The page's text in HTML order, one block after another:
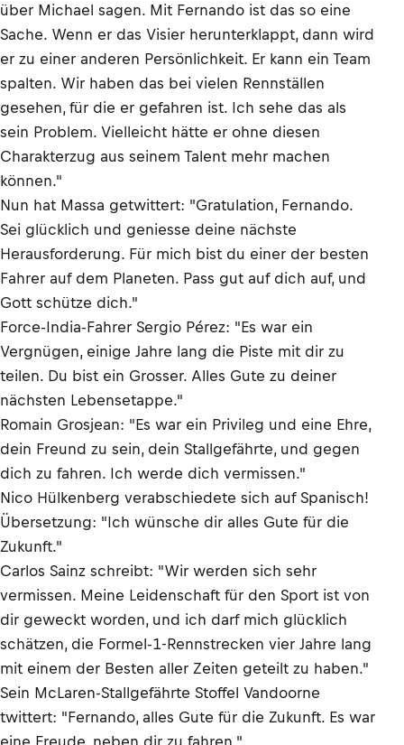
über Michael sagen. Mit Fernando ist das so eine
Sache. Wenn er das Visier herunterklappt, dann wird
er zu einer anderen Persönlichkeit. Er kann ein Team
spalten. Wir haben das bei vielen Rennställen
gesehen, für die er gefahren ist. Ich sehe das als
sein Problem. Vielleicht hätte er ohne diesen
Charakterzug aus seinem Talent mehr machen
können."
Nun hat Massa getwittert: "Gratulation, Fernando.
Sei glücklich und geniesse deine nächste
Herausforderung. Für mich bist du einer der besten
Fahrer auf dem Planeten. Pass gut auf dich auf, und
Gott schütze dich."
Force-India-Fahrer Sergio Pérez: "Es war ein
Vergnügen, einige Jahre lang die Piste mit dir zu
teilen. Du bist ein Grosser. Alles Gute zu deiner
nächsten Lebensetappe."
Romain Grosjean: "Es war ein Privileg und eine Ehre,
dein Freund zu sein, dein Stallgefährte, und gegen
dich zu fahren. Ich werde dich vermissen."
Nico Hülkenberg verabschiedete sich auf Spanisch!
Übersetzung: "Ich wünsche dir alles Gute für die
Zukunft."
Carlos Sainz schreibt: "Wir werden sich sehr
vermissen. Meine Leidenschaft für den Sport ist von
dir geweckt worden, und ich darf mich glücklich
schätzen, die Formel-1-Rennstrecken vier Jahre lang
mit einem der Besten aller Zeiten geteilt zu haben."
Sein McLaren-Stallgefährte Stoffel Vandoorne
twittert: "Fernando, alles Gute für die Zukunft. Es war
eine Freude, neben dir zu fahren."